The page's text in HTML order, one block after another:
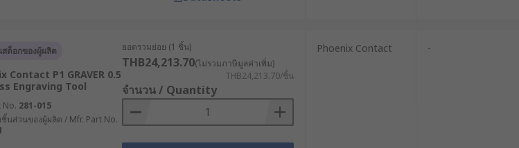
สต็อกของผู้ผลิต
Contact P1 GRAVER 0.5
Engraving Tool
No. 281-015
นส่วนของผู้ผลิต / Mfr. Part No.
ยอดรวมย่อย (1 ชิ้น)
THB24,213.70(ไม่รวมภาษีมูลค่าเพิ่ม)
THB24,213.70/ชิ้น
จำนวน / Quantity
Phoenix Contact -